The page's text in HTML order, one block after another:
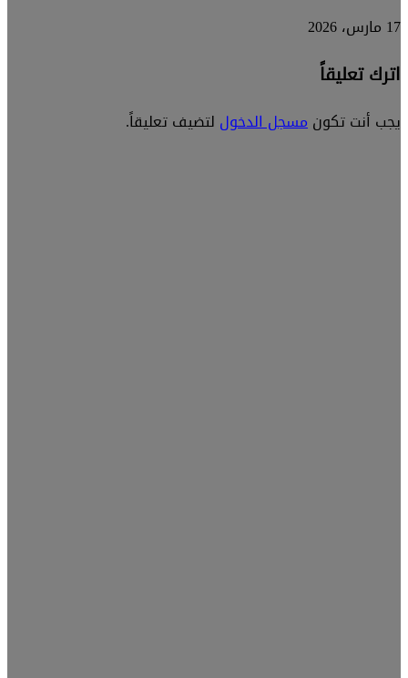
17 مارس، 2026
اترك تعليقاً
يجب أنت تكونمسجل الدخول لتضيف تعليقاً.